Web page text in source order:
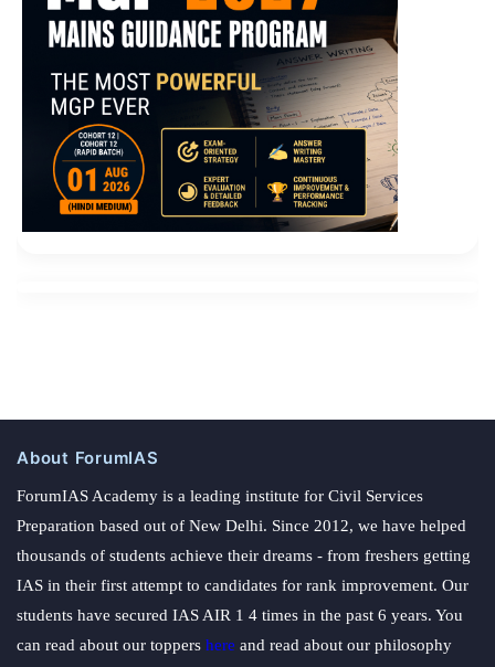
About ForumIAS
ForumIAS Academy is a leading institute for Civil Services
Preparation based out of New Delhi. Since 2012, we have helped
thousands of students achieve their dreams - from freshers getting
IAS in their first attempt to candidates for rank improvement. Our
students have secured IAS AIR 1 4 times in the past 6 years. You
can read about our toppers here and read about our philosophy